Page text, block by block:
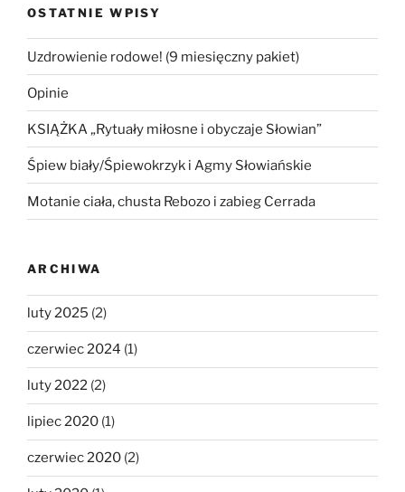
i
Agmy
Słowiańskie”
OSTATNIE WPISY
Uzdrowienie rodowe! (9 miesięczny pakiet)
Opinie
KSIĄŻKA „Rytuały miłosne i obyczaje Słowian”
Śpiew biały/Śpiewokrzyk i Agmy Słowiańskie
Motanie ciała, chusta Rebozo i zabieg Cerrada
ARCHIWA
luty 2025 (2)
czerwiec 2024 (1)
luty 2022 (2)
lipiec 2020 (1)
czerwiec 2020 (2)